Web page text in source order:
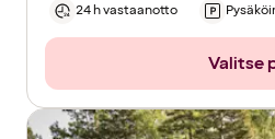
24 h vastaanotto
Valitse